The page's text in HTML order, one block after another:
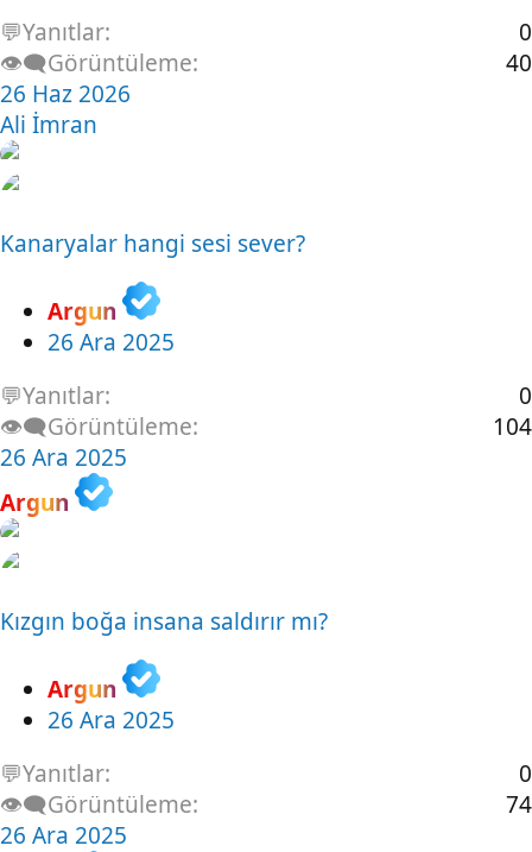
💬Yanıtlar
0
👁️‍🗨️Görüntüleme
40
26 Haz 2026
Ali İmran
Kanaryalar hangi sesi sever?
Argun
26 Ara 2025
💬Yanıtlar
0
👁️‍🗨️Görüntüleme
104
26 Ara 2025
Argun
Kızgın boğa insana saldırır mı?
Argun
26 Ara 2025
💬Yanıtlar
0
👁️‍🗨️Görüntüleme
74
26 Ara 2025